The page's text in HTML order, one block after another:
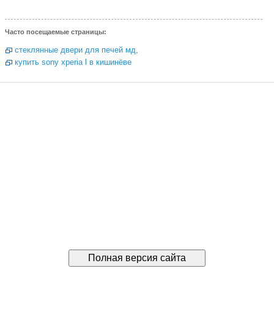
Часто посещаемые страницы:
стеклянные двери для печей мд,
купить sony xperia l в кишинёве